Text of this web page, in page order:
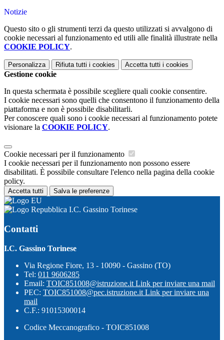
Notizie
Questo sito o gli strumenti terzi da questo utilizzati si avvalgono di
cookie necessari al funzionamento ed utili alle finalità illustrate nella
COOKIE POLICY.
Personalizza Rifiuta tutti i cookies Accetta tutti i cookies
Gestione cookie
In questa schermata è possibile scegliere quali cookie consentire.
I cookie necessari sono quelli che consentono il funzionamento della
piattaforma e non è possibile disabilitarli.
Per conoscere quali sono i cookie necessari al funzionamento potete
visionare la COOKIE POLICY.
Cookie necessari per il funzionamento
I cookie necessari per il funzionamento non possono essere
disabilitati. È possibile consultare l'elenco nella pagina della cookie
policy.
Accetta tutti Salva le preferenze
I.C. Gassino Torinese
Contatti
I.C. Gassino Torinese
Via Regione Fiore, 13 - 10090 - Gassino (TO)
Tel: 011 9606285
Email: TOIC851008@istruzione.it Link per inviare una mail
PEC: TOIC851008@pec.istruzione.it Link per inviare una
mail
C.F.: 91015300014
Codice Meccanografico - TOIC851008